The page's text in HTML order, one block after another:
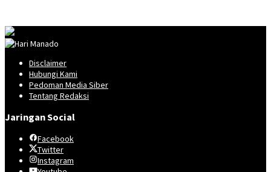
Disclaimer
Hubungi Kami
Pedoman Media Siber
Tentang Redaksi
Jaringan Social
Facebook
Twitter
Instagram